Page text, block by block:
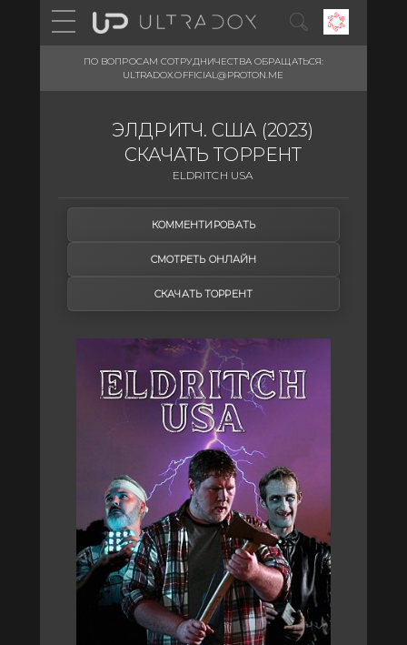
ПО ВОПРОСАМ СОТРУДНИЧЕСТВА ОБРАЩАТЬСЯ:
ULTRADOX.OFFICIAL@PROTON.ME
ЭЛДРИТЧ. США (2023)
СКАЧАТЬ ТОРРЕНТ
ELDRITCH USA
КОММЕНТИРОВАТЬ
СМОТРЕТЬ ОНЛАЙН
СКАЧАТЬ ТОРРЕНТ